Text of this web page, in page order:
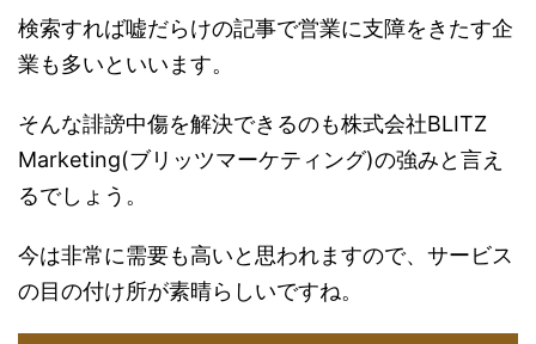
検索すれば嘘だらけの記事で営業に支障をきたす企
業も多いといいます。
そんな誹謗中傷を解決できるのも株式会社BLITZ
Marketing(ブリッツマーケティング)の強みと言え
るでしょう。
今は非常に需要も高いと思われますので、サービス
の目の付け所が素晴らしいですね。